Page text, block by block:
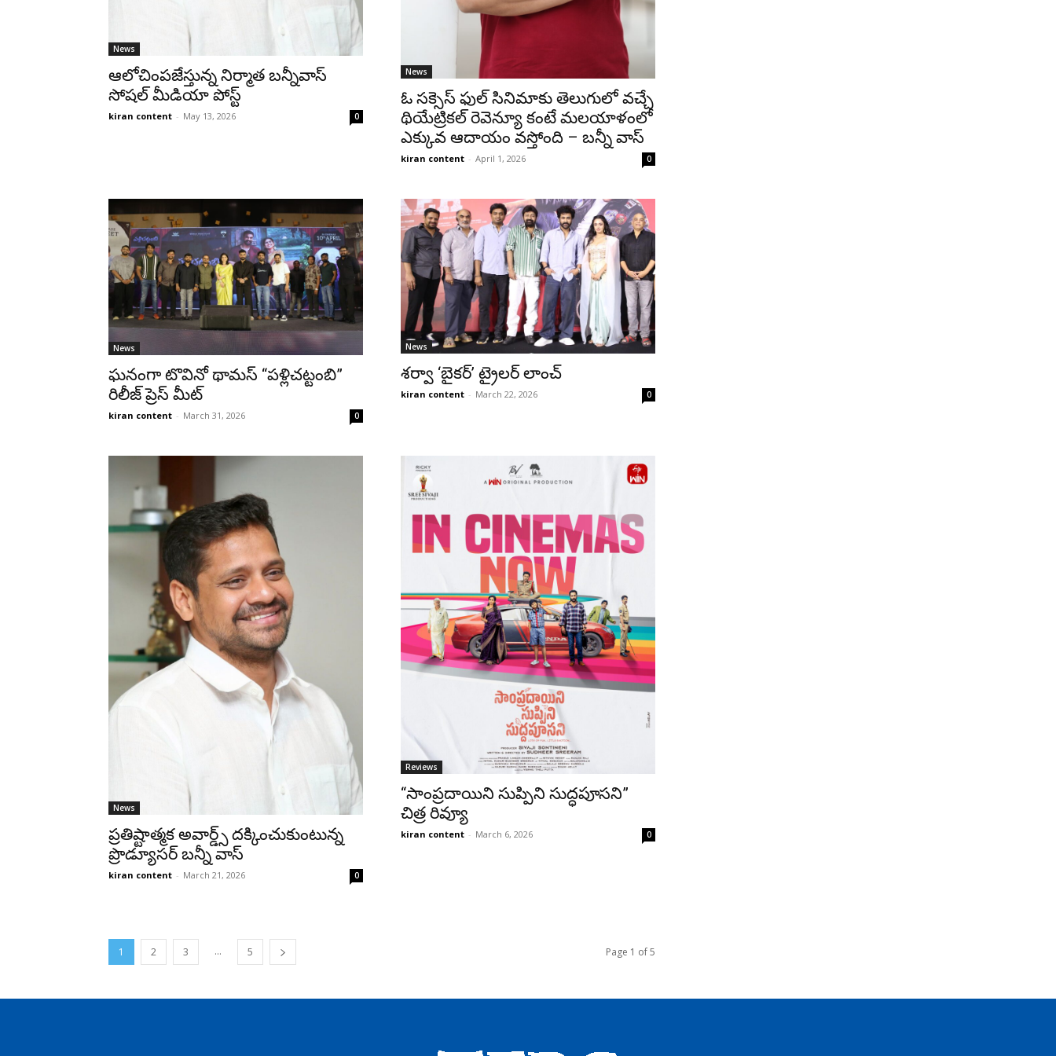
News
ఆలోచింపజేస్తున్న నిర్మాత బన్నీవాస్
సోషల్ మీడియా పోస్ట్
kiran content - May 13, 2026 0
News
ఓ సక్సెస్ ఫుల్ సినిమాకు తెలుగులో వచ్చే
థియేట్రికల్ రెవెన్యూ కంటే మలయాళంలో
ఎక్కువ ఆదాయం వస్తోంది – బన్నీ వాస్
kiran content - April 1, 2026 0
News
ఘనంగా టొవినో థామస్ “పళ్లిచట్టంబి”
రిలీజ్ ప్రెస్ మీట్
kiran content - March 31, 2026 0
News
శర్వా ‘బైకర్’ ట్రైలర్ లాంచ్
kiran content - March 22, 2026 0
News
ప్రతిష్టాత్మక అవార్డ్స్ దక్కించుకుంటున్న
ప్రొడ్యూసర్ బన్నీ వాస్
kiran content - March 21, 2026 0
Reviews
“సాంప్రదాయిని సుప్పిని సుద్ధపూసని”
చిత్ర రివ్యూ
kiran content - March 6, 2026 0
1 2 3 ... 5 Page 1 of 5